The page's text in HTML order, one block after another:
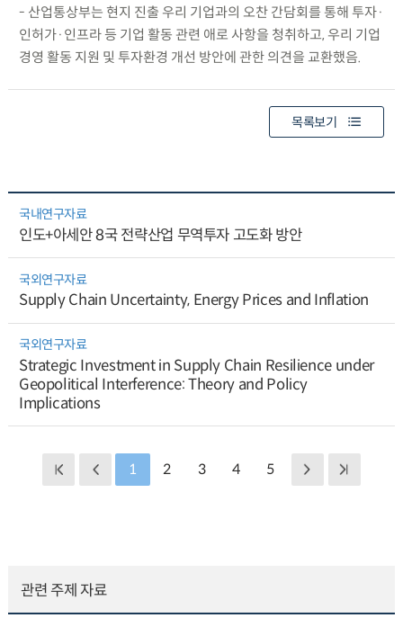
- 산업통상부는 현지 진출 우리 기업과의 오찬 간담회를 통해 투자·
인허가·인프라 등 기업 활동 관련 애로 사항을 청취하고, 우리 기업
경영 활동 지원 및 투자환경 개선 방안에 관한 의견을 교환했음.
목록보기
국내연구자료
인도+아세안 8국 전략산업 무역투자 고도화 방안
국외연구자료
Supply Chain Uncertainty, Energy Prices and Inflation
국외연구자료
Strategic Investment in Supply Chain Resilience under
Geopolitical Interference: Theory and Policy
Implications
1 2 3 4 5
관련 주제 자료